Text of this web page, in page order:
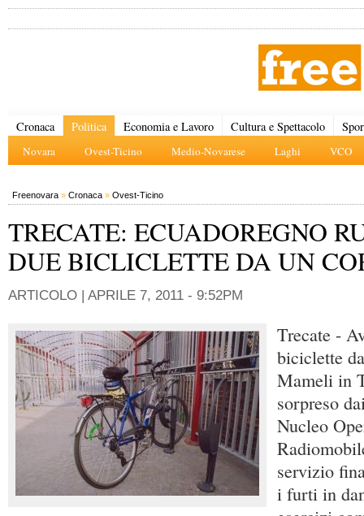
Cronaca Politica
Novara Ovest-Ticino Medio-Novarese Laghi VCO
Economia e Lavoro Cultura e Spettacolo
Freenovara » Cronaca » Ovest-Ticino
TRECATE: ECUADOREGNO
DUE BICLICLETTE DA UN
ARTICOLO | APRILE 7, 2011 - 9:52PM
Trecate -
biciclette
Mameli in
sorpreso
Nucleo
servizio
i furti in